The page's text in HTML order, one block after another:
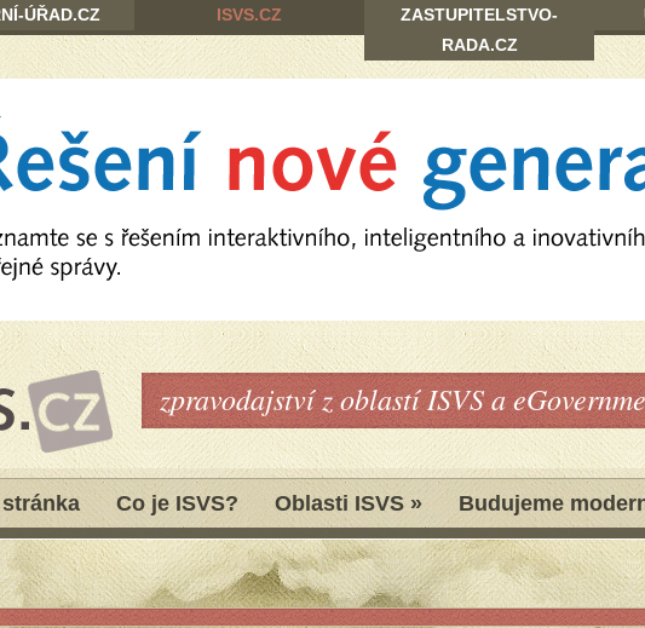
zpravodajství z oblastí ISVS a
Co je ISVS? Oblasti ISVS » Budujeme
ÚŘAD.CZ ISVS.CZ
ZASTUPITELSTVO-
RADA.CZ